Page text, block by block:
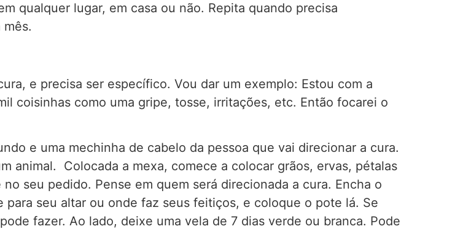
qualquer lugar, em casa ou não. Repita quando precisa
e precisa ser específico. Vou dar um exemplo: Estou com a
coisinhas como uma gripe, tosse, irritações, etc. Então focarei o
e uma mechinha de cabelo da pessoa que vai direcionar a cura.
animal. Colocada a mexa, comece a colocar grãos, ervas, pétalas
seu pedido. Pense em quem será direcionada a cura. Encha o
seu altar ou onde faz seus feitiços, e coloque o pote lá. Se
fazer. Ao lado, deixe uma vela de 7 dias verde ou branca. Pode